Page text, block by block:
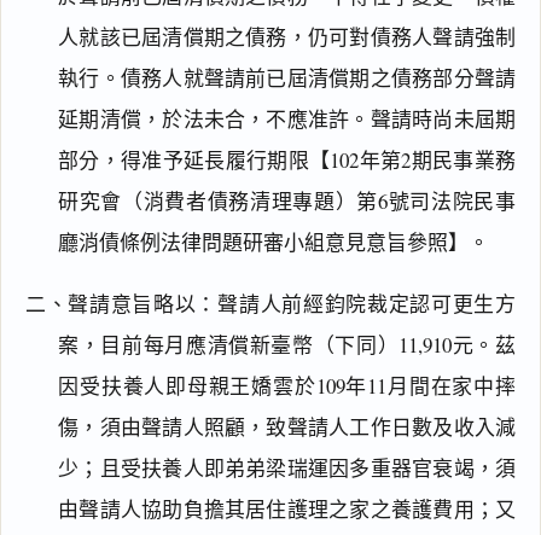
人就該已屆清償期之債務，仍可對債務人聲請強制
執行。債務人就聲請前已屆清償期之債務部分聲請
延期清償，於法未合，不應准許。聲請時尚未屆期
部分，得准予延長履行期限【102年第2期民事業務
研究會（消費者債務清理專題）第6號司法院民事
廳消債條例法律問題研審小組意見意旨參照】。
二、聲請意旨略以：聲請人前經鈞院裁定認可更生方
案，目前每月應清償新臺幣（下同）11,910元。茲
因受扶養人即母親王嬌雲於109年11月間在家中摔
傷，須由聲請人照顧，致聲請人工作日數及收入減
少；且受扶養人即弟弟梁瑞運因多重器官衰竭，須
由聲請人協助負擔其居住護理之家之養護費用；又